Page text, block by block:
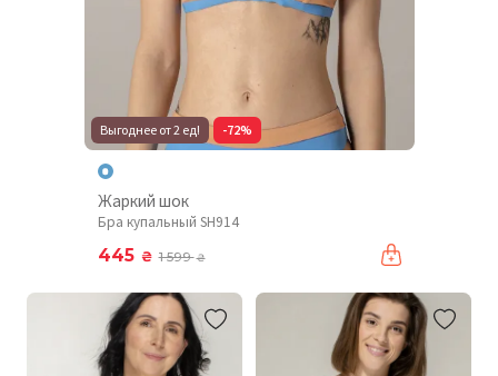
Выгоднее от 2 ед! -72%
Жаркий шок
Бра купальный SH914
445 ₴ 1 599₴